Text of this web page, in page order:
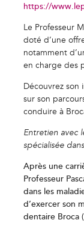
https://
Le Professeur
doté d’une
notamment
en charge des
Découvrez
sur son
conduire à
Entretien avec
spécialisée
Après une
Professeur
dans les
d’exercer son
dentaire Broca
VOS
Ce site utilise des cookies
actifs et nécessaires
Afin d’
améliorer
consentement, La
peuvent également
analyser l’utilisation du
contenus adaptés
Vous pouvez à tout
choix. Pour en savoir